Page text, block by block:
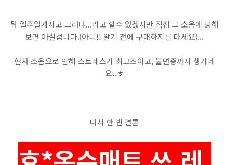
뭐 일주일가지고 그러냐...라고 할수 있겠지만 직접 그 소음에 당해
보면 아실겁니다.(아니!! 알기 전에 구매하지를 마세요)...
현재 소음으로 인해 스트레스가 최고조이고, 불면증까지 생기네
요..ㅎ
다시 한 번 결론